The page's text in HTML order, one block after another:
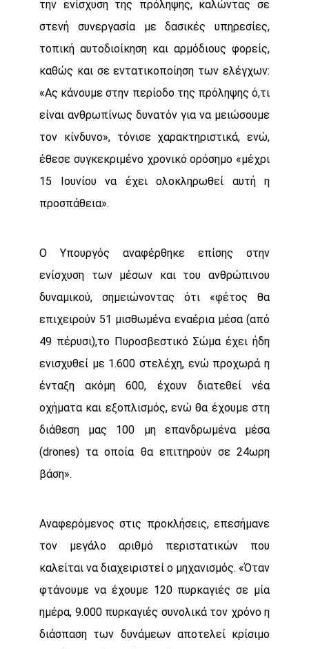
την ενίσχυση της πρόληψης, καλώντας σε
στενή συνεργασία με δασικές υπηρεσίες,
τοπική αυτοδιοίκηση και αρμόδιους φορείς,
καθώς και σε εντατικοποίηση των ελέγχων:
«Ας κάνουμε στην περίοδο της πρόληψης ό,τι
είναι ανθρωπίνως δυνατόν για να μειώσουμε
τον κίνδυνο», τόνισε χαρακτηριστικά, ενώ,
έθεσε συγκεκριμένο χρονικό ορόσημο «μέχρι
15 Ιουνίου να έχει ολοκληρωθεί αυτή η
προσπάθεια».
Ο Υπουργός αναφέρθηκε επίσης στην
ενίσχυση των μέσων και του ανθρώπινου
δυναμικού, σημειώνοντας ότι «φέτος θα
επιχειρούν 51 μισθωμένα εναέρια μέσα (από
49 πέρυσι),το Πυροσβεστικό Σώμα έχει ήδη
ενισχυθεί με 1.600 στελέχη, ενώ προχωρά η
ένταξη ακόμη 600, έχουν διατεθεί νέα
οχήματα και εξοπλισμός, ενώ θα έχουμε στη
διάθεση μας 100 μη επανδρωμένα μέσα
(drones) τα οποία θα επιτηρούν σε 24ωρη
βάση».
Αναφερόμενος στις προκλήσεις, επεσήμανε
τον μεγάλο αριθμό περιστατικών που
καλείται να διαχειριστεί ο μηχανισμός. «Όταν
φτάνουμε να έχουμε 120 πυρκαγιές σε μία
ημέρα, 9.000 πυρκαγιές συνολικά τον χρόνο η
διάσπαση των δυνάμεων αποτελεί κρίσιμο